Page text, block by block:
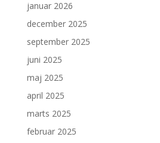
januar 2026
december 2025
september 2025
juni 2025
maj 2025
april 2025
marts 2025
februar 2025